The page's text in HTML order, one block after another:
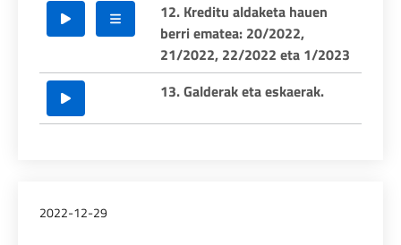
12. Kreditu aldaketa hauen
berri ematea: 20/2022,
21/2022, 22/2022 eta 1/2023
13. Galderak eta eskaerak.
2022-12-29